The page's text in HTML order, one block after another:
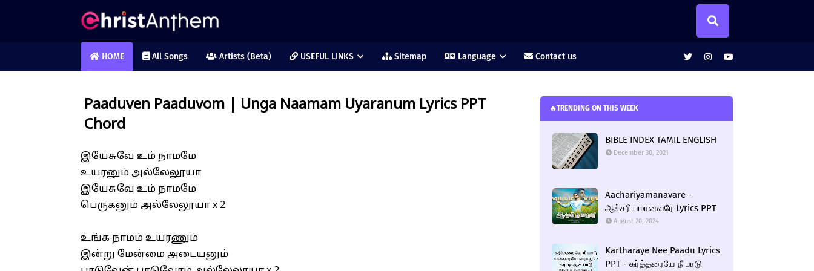
HOME All Songs Artists (Beta) USEFUL LINKS Sitemap Language Contact us
Paaduven Paaduvom | Unga Naamam Uyaranum Lyrics PPT
Chord
இயேசுவே உம் நாமமே
உயரனும் அல்லேலூயா
இயேசுவே உம் நாமமே
பெருகனும் அல்லேலூயா x 2
உங்க நாமம் உயரணும்
இன்று மேன்மை அடையனும்
🔥TRENDING ON THIS WEEK
BIBLE INDEX TAMIL ENGLISH
December 30, 2021
Aachariyamanavare -
ஆச்சரியமானவரே Lyrics PPT
August 20, 2024
Kartharaye Nee Paadu Lyrics
PPT - கர்த்தரையே நீ பாடு